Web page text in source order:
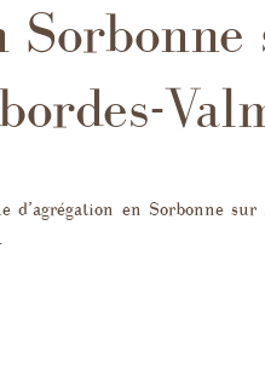
d’agrégation en Sorbonne sur